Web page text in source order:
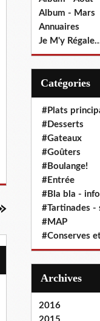
Album - Mars
Annuaires
Je M'y
Catégories
#Plats
#Desserts
#Gateaux
#Goûters
#Boulange!
#Entrée
#Bla bla -
#Tartinades -
#MAP
#Conserves
Archives
2016